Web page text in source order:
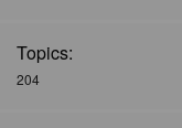
Topics:
204